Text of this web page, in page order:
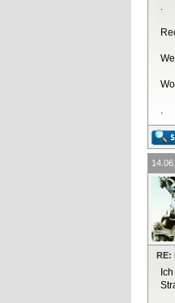
.
.
RE: